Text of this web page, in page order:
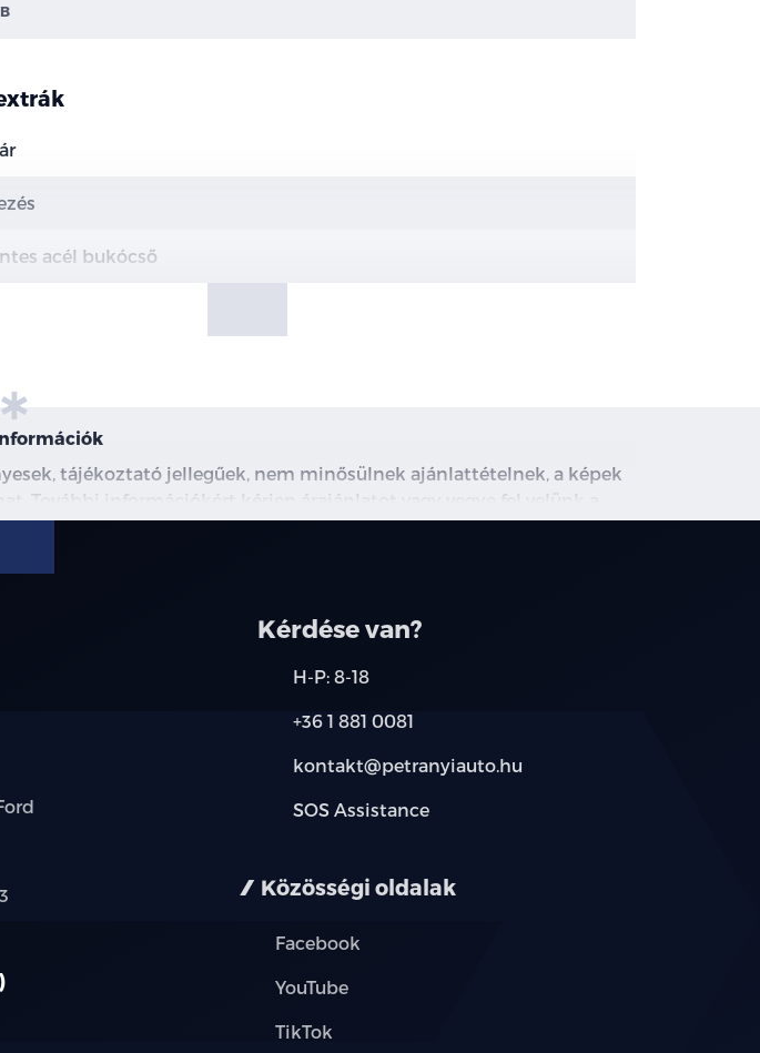
acél bukócső
csomag 62 - 2.0 205 LE motor esetén
szélvédő kamera + radar
rendszer
rendszer
vészfékezés
figyelmeztetés és jelzés
tájékoztató jellegűek, nem minősülnek ajánlattételnek, a képek
További információkért kérjen árajánlatot vagy vegye fel velünk a
munkatársainknál. A meghirdetett induló THM tájékoztató jellegű,
Kérdése van?
H-P: 8-18
+36 1 881 0081
kontakt@petranyiauto.hu
SOS Assistance
Közösségi oldalak
Facebook
YouTube
TikTok